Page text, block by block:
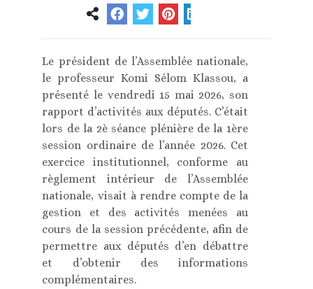
Le président de l’Assemblée nationale,
le professeur Komi Sélom Klassou, a
présenté le vendredi 15 mai 2026, son
rapport d’activités aux députés. C’était
lors de la 2è séance plénière de la 1ère
session ordinaire de l’année 2026. Cet
exercice institutionnel, conforme au
règlement intérieur de l’Assemblée
nationale, visait à rendre compte de la
gestion et des activités menées au
cours de la session précédente, afin de
permettre aux députés d’en débattre
et d’obtenir des informations
complémentaires.